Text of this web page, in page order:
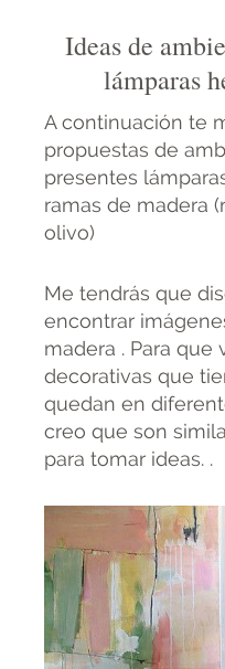
Ideas de
lámparas
A continuación te
propuestas de
presentes
ramas de madera
olivo)
Me tendrás que
encontrar
madera . Para que
decorativas que
quedan en
creo que son
para tomar ideas. .